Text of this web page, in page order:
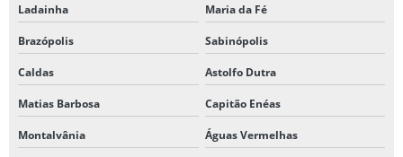
Ladainha Maria da Fé
Brazópolis Sabinópolis
Caldas Astolfo Dutra
Matias Barbosa Capitão Enéas
Montalvânia Águas Vermelhas